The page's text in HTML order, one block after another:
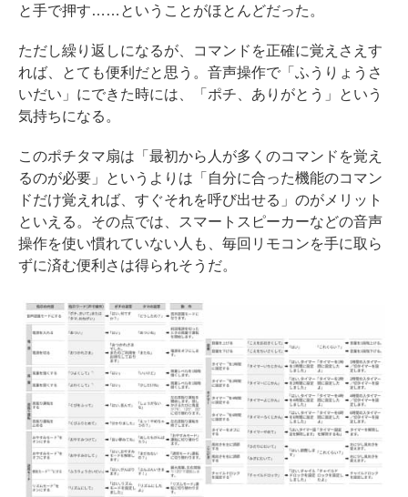
と手で押す……ということがほとんどだった。
ただし繰り返しになるが、コマンドを正確に覚えさえす
れば、とても便利だと思う。音声操作で「ふうりょうさ
いだい」にできた時には、「ポチ、ありがとう」という
気持ちになる。
このポチタマ扇は「最初から人が多くのコマンドを覚え
るのが必要」というよりは「自分に合った機能のコマン
ドだけ覚えれば、すぐそれを呼び出せる」のがメリット
といえる。その点では、スマートスピーカーなどの音声
操作を使い慣れていない人も、毎回リモコンを手に取ら
ずに済む便利さは得られそうだ。